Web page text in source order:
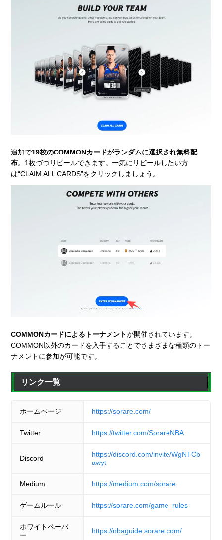
追加で19枚のCOMMONカードがランダムに選択され無料配
布。1枚づつリビールできます。一気にリビールしたい方
は“CLAIM ALL CARDS”をクリックしましょう。
COMMONカードによるトーナメントが開催されています。
COMMON以外のカードを入手することでさまざまな種類のトー
ナメントに参加が可能です。
リンク一覧
ホームページ https://sorare.com/
Twitter https://twitter.com/SorareNBA
Discord
https://discord.com/invite/WgNTCb
awyt
Medium https://medium.com/sorare
ゲームルール https://sorare.com/game_rules
ホワイトペーパ
ー
https://nbaguide.sorare.com/